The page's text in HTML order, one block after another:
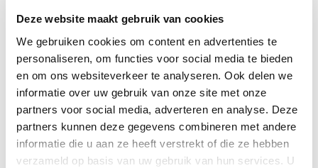
Deze website maakt gebruik van cookies
We gebruiken cookies om content en advertenties te
personaliseren, om functies voor social media te bieden
en om ons websiteverkeer te analyseren. Ook delen we
informatie over uw gebruik van onze site met onze
partners voor social media, adverteren en analyse. Deze
partners kunnen deze gegevens combineren met andere
informatie die u aan ze heeft verstrekt of die ze hebben
verzameld op basis van uw gebruik van hun services. U
Vuurtoren de Ven: verlichting van de Zuiderzee
Aan de Oosterdijk ten noorden van Enkhuizen staat een